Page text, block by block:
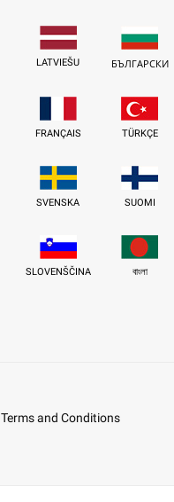
LATVIEŠU БЪЛГАРСКИ
FRANÇAIS TÜRKÇE
SVENSKA SUOMI
SLOVENŠČINA বাংলা
Terms and Conditions